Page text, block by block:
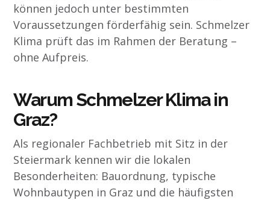
können jedoch unter bestimmten
Voraussetzungen förderfähig sein. Schmelzer
Klima prüft das im Rahmen der Beratung –
ohne Aufpreis.
Warum Schmelzer Klima in
Graz?
Als regionaler Fachbetrieb mit Sitz in der
Steiermark kennen wir die lokalen
Besonderheiten: Bauordnung, typische
Wohnbautypen in Graz und die häufigsten